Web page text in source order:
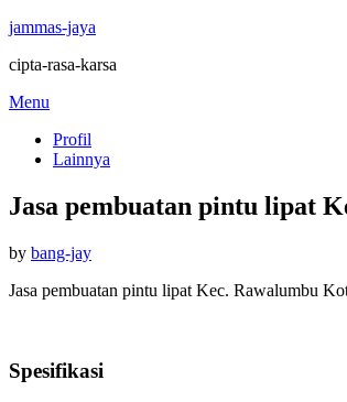
jammas-jaya
cipta-rasa-karsa
Skip
content
Menu
Profil
Lainnya
Jasa pembuatan pintu lipat
by bang-jayPosted
Jasa pembuatan pintu lipat Kec. Rawalumbu
Spesifikasi